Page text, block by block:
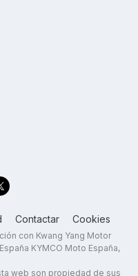
Contactar Cookies
con Kwang Yang Motor
KYMCO Moto España,
web son propiedad de sus